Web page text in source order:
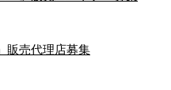
販売代理店募集